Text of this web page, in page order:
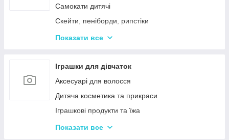
Дерев'яні іграшки-шнурівки
Дерев'яні дитячі конструктори
Різні дерев'яні іграшки
Самокати дитячі
Скейти, пеніборди, рипстіки
Каталки та толокари
Показати все
Іграшки для дівчаток
Аксесуарі для волосся
Дитяча косметика та прикраси
Іграшкові продукти та їжа
Іграшковий посуд
Показати все